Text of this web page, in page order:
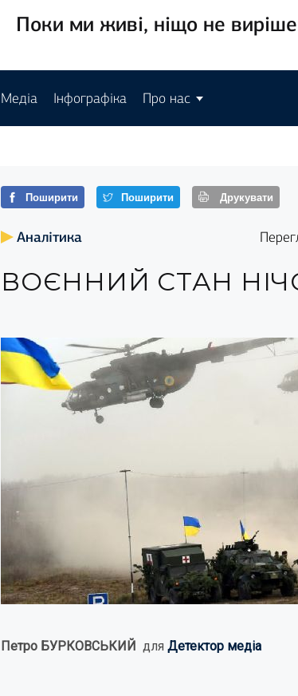
Поки ми живі, ніщо не
Медіа Інфографіка Про нас
Поширити Поширити Друкувати
Аналітика
ВОЄННИЙ СТАН
Петро БУРКОВСЬКИЙ дляДетектор медіа